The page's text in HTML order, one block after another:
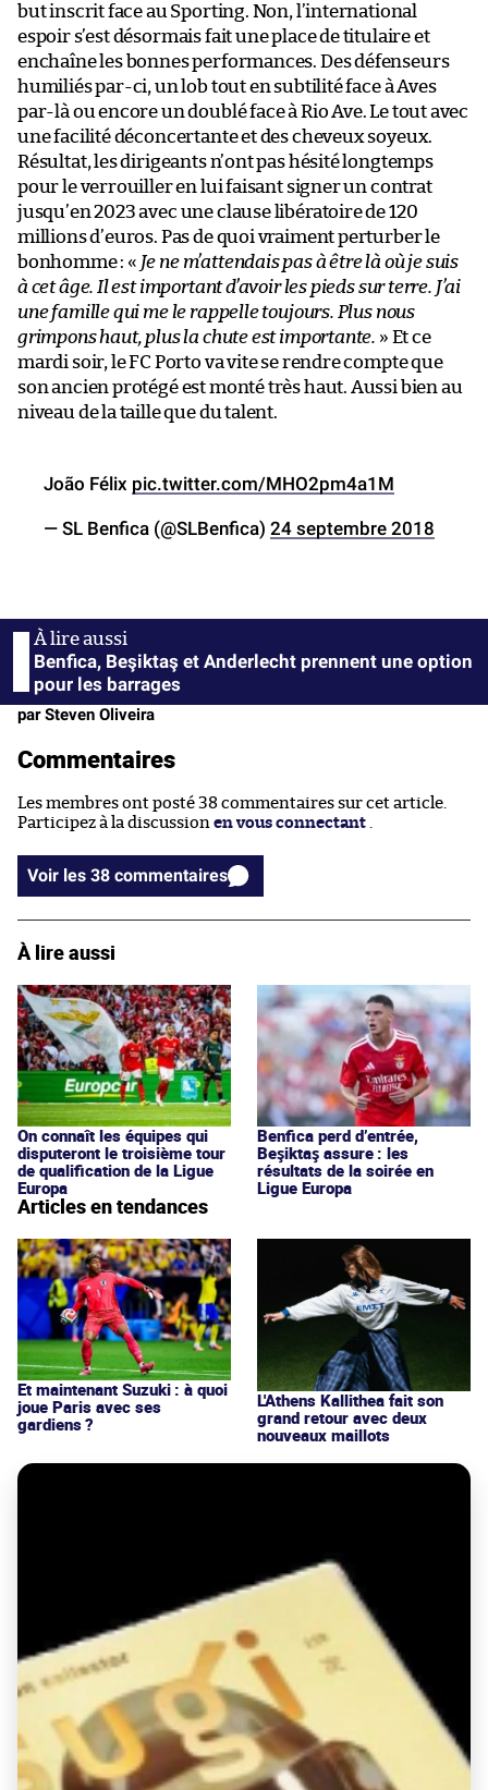
but inscrit face au Sporting. Non, l’international
espoir s’est désormais fait une place de titulaire et
enchaîne les bonnes performances. Des défenseurs
humiliés par-ci, un lob tout en subtilité face à Aves
par-là ou encore un doublé face à Rio Ave. Le tout avec
une facilité déconcertante et des cheveux soyeux.
Résultat, les dirigeants n’ont pas hésité longtemps
pour le verrouiller en lui faisant signer un contrat
jusqu’en 2023 avec une clause libératoire de 120
millions d’euros. Pas de quoi vraiment perturber le
bonhomme : « Je ne m’attendais pas à être là où je suis
à cet âge. Il est important d’avoir les pieds sur terre. J’ai
une famille qui me le rappelle toujours. Plus nous
grimpons haut, plus la chute est importante. » Et ce
mardi soir, le FC Porto va vite se rendre compte que
son ancien protégé est monté très haut. Aussi bien au
niveau de la taille que du talent.
João Félix pic.twitter.com/MHO2pm4a1M
— SL Benfica (@SLBenfica) 24 septembre 2018
Benfica, Beşiktaş et Anderlecht prennent une option
pour les barrages
par Steven Oliveira
Commentaires
Les membres ont posté 38 commentaires sur cet article.
Participez à la discussion en vous connectant
Voir les 38 commentaires
À lire aussi
On connaît les équipes qui
disputeront le troisième tour
de qualification de la Ligue
Europa
Benfica perd d’entrée,
Beşiktaş assure : les
résultats de la soirée en
Ligue Europa
Articles en tendances
Et maintenant Suzuki : à quoi
joue Paris avec ses
gardiens ?
L'Athens Kallithea fait son
grand retour avec deux
nouveaux maillots